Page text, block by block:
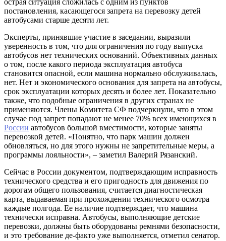
острая ситуация сложилась с одним из пунктов
постановления, касающегося запрета на перевозку детей
автобусами старше десяти лет.
Эксперты, принявшие участие в заседании, выразили
уверенность в том, что для ограничения по году выпуска
автобусов нет технических оснований. Объективных данных
о том, после какого периода эксплуатация автобуса
становится опасной, если машина нормально обслуживалась,
нет. Нет и экономического основания для запрета на автобусы,
срок эксплуатации которых десять и более лет. Показательно
также, что подобные ограничения в других странах не
применяются. Члены Комитета СФ подчеркнули, что в этом
случае под запрет попадают не менее 70% всех имеющихся в
России автобусов большой вместимости, которые заняты
перевозкой детей. «Понятно, что парк машин должен
обновляться, но для этого нужны не запретительные меры, а
программы лояльности», – заметил Валерий Рязанский.
Сейчас в России документом, подтверждающим исправность
технического средства и его пригодность для движения по
дорогам общего пользования, считается диагностическая
карта, выдаваемая при прохождении технического осмотра
каждые полгода. Ее наличие подтверждает, что машина
технически исправна. Автобусы, выполняющие детские
перевозки, должны быть оборудованы ремнями безопасности,
и это требование де-факто уже выполняется, отметил сенатор.